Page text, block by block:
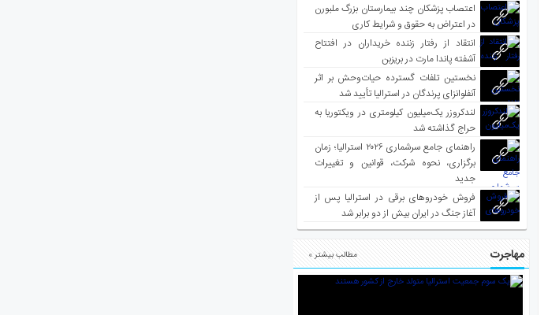
اعتصاب پزشکان چند بیمارستان بزرگ ملبورن
در اعتراض به حقوق و شرایط کاری
انتقاد از رفتار زننده خریداران در افتتاح
آشفته پاندا مارت در بریزبن
نخستین تلفات گسترده حیات‌وحش بر اثر
آنفلوانزای پرندگان در استرالیا تأیید شد
لندکروزر یک‌میلیون کیلومتری در ویکتوریا به
حراج گذاشته شد
راهنمای جامع سرشماری ۲۰۲۶ استرالیا؛ زمان
برگزاری، نحوه شرکت، قوانین و تغییرات
جدید
فروش خودروهای برقی در استرالیا پس از
آغاز جنگ در ایران بیش از دو برابر شد
مهاجرت مطالب بیشتر »